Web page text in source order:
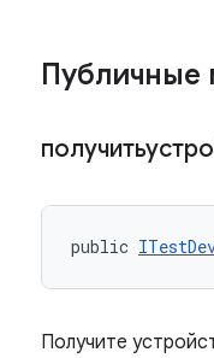
Публичные
public
Получите